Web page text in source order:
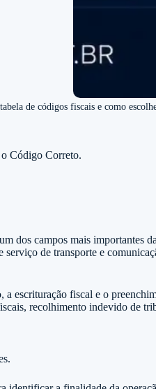
de códigos fiscais e como
Código Correto.
dos campos mais importantes
serviço de transporte e
escrituração fiscal e o
recolhimento indevido de